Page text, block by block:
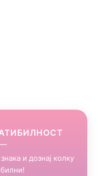
и дознај колку